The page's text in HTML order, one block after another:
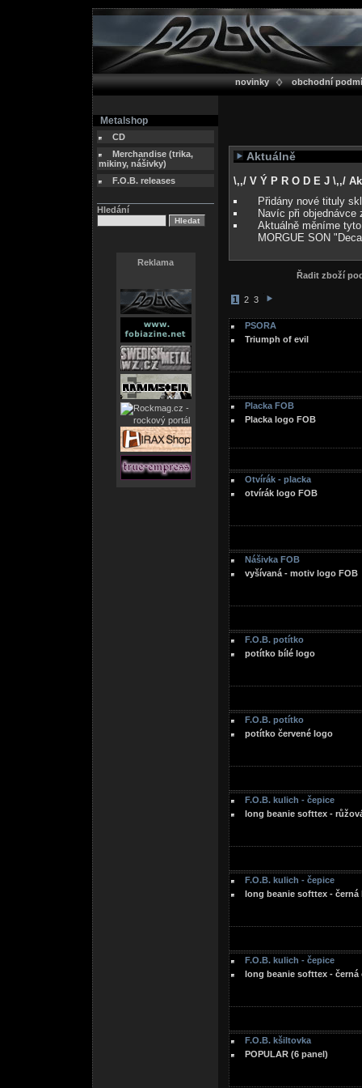
novinky obchodní
Metalshop
CD
Merchandise (trika,
mikiny, nášivky)
F.O.B. releases
Hledání
Reklama
Aktuálně
\,,/ V Ý P R O D E J \,,/
Přidány nové tituly
Navíc při
Aktuálně měníme
MORGUE SON
Řadit zboží
1 2 3
PSORA
Triumph of evil
Placka FOB
Placka logo FOB
Otvírák - placka
otvírák logo FOB
Nášivka FOB
vyšívaná - motiv logo FOB
F.O.B. potítko
potítko bílé logo
F.O.B. potítko
potítko červené logo
F.O.B. kulich - čepice
long beanie softtex -
F.O.B. kulich - čepice
long beanie softtex - černá
F.O.B. kulich - čepice
long beanie softtex - černá
F.O.B. kšiltovka
POPULAR (6 panel)